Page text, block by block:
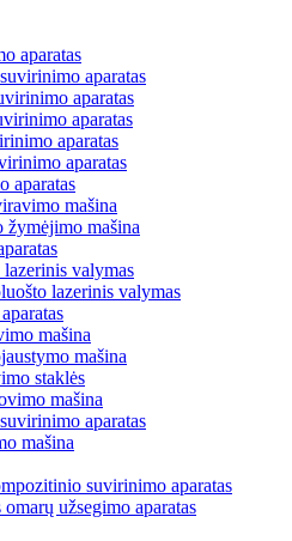
aparatas
aparatas
aparatas
aparatas
aparatas
aparatas
aparatas
mašina
mašina
valymas
lazerinis valymas
mašina
mašina
staklės
mašina
aparatas
mašina
suvirinimo aparatas
užsegimo aparatas